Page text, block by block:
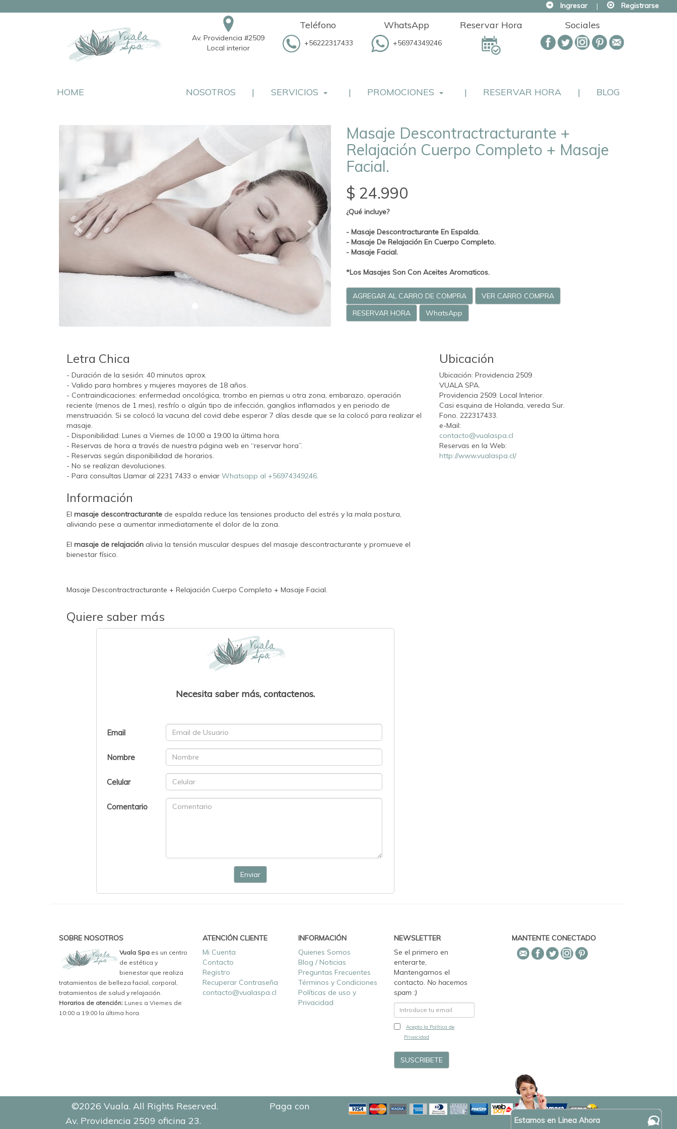
Ingresar | Registrarse
Av. Providencia #2509
Local interior
Teléfono
+56222317433
WhatsApp
+56974349246
Reservar Hora Sociales
HOME NOSOTROS | SERVICIOS | PROMOCIONES | RESERVAR HORA | BLOG
Masaje Descontractracturante +
Relajación Cuerpo Completo + Masaje
Facial.
$ 24.990
¿Qué incluye?
- Masaje Descontracturante En Espalda.
- Masaje De Relajación En Cuerpo Completo.
- Masaje Facial.
*Los Masajes Son Con Aceites Aromaticos.
AGREGAR AL CARRO DE COMPRA
VER CARRO COMPRA
RESERVAR HORA
WhatsApp
Letra Chica
- Duración de la sesión: 40 minutos aprox.
- Valido para hombres y mujeres mayores de 18 años.
- Contraindicaciones: enfermedad oncológica, trombo en piernas u otra zona, embarazo, operación
reciente (menos de 1 mes), resfrío o algún tipo de infección, ganglios inflamados y en periodo de
menstruación. Si se colocó la vacuna del covid debe esperar 7 días desde que se la colocó para realizar el
masaje.
- Disponibilidad: Lunes a Viernes de 10:00 a 19:00 la última hora.
- Reservas de hora a través de nuestra página web en “reservar hora”.
- Reservas según disponibilidad de horarios.
- No se realizan devoluciones.
- Para consultas Llamar al 2231 7433 o enviar Whatsapp al +56974349246.
Información
El masaje descontracturante de espalda reduce las tensiones producto del estrés y la mala postura,
aliviando pese a aumentar inmediatamente el dolor de la zona.
El masaje de relajación alivia la tensión muscular despues del masaje descontracturante y promueve el
bienestar físico.
Masaje Descontractracturante + Relajación Cuerpo Completo + Masaje Facial.
Quiere saber más
Necesita saber más, contactenos.
Email
Nombre
Celular
Comentario
Enviar
Ubicación
Ubicación: Providencia 2509
VUALA SPA.
Providencia 2509. Local Interior.
Casi esquina de Holanda, vereda Sur.
Fono. 222317433.
e-Mail:
contacto@vualaspa.cl
Reservas en la Web:
http://www.vualaspa.cl/
SOBRE NOSOTROS
Vuala Spa es un centro
de estética y
bienestar que realiza
tratamientos de belleza facial, corporal,
tratamientos de salud y relajación.
Horarios de atención: Lunes a Viernes de
10:00 a 19:00 la última hora.
ATENCIÓN CLIENTE
Mi Cuenta
Contacto
Registro
Recuperar Contraseña
contacto@vualaspa.cl
INFORMACIÓN
Quienes Somos
Blog / Noticias
Preguntas Frecuentes
Términos y Condiciones
Políticas de uso y
Privacidad
NEWSLETTER
Se el primero en
enterarte,
Mantengamos el
contacto. No hacemos
spam :)
Acepto la Política de
Privacidad
MANTENTE CONECTADO
©2026 Vuala. All Rights Reserved.
Av. Providencia 2509 oficina 23.
Paga con
Estamos en Linea Ahora